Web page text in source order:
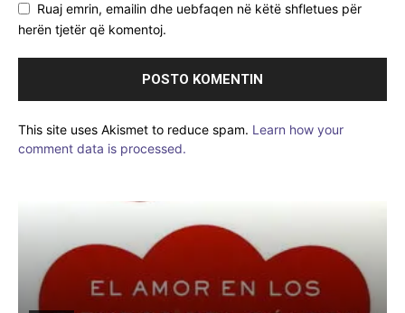
Ruaj emrin, emailin dhe uebfaqen në këtë shfletues për
herën tjetër që komentoj.
This site uses Akismet to reduce spam. Learn how your
comment data is processed.